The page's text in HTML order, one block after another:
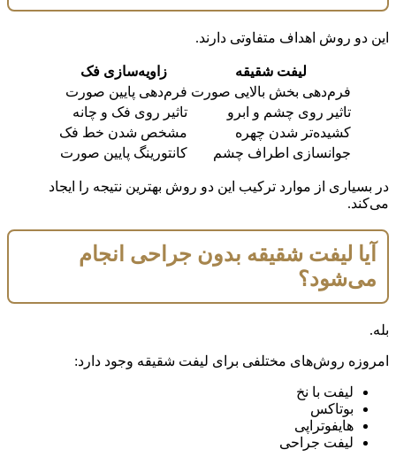
این دو روش اهداف متفاوتی دارند.
لیفت شقیقه
زاویه‌سازی فک
فرم‌دهی بخش بالایی صورت فرم‌دهی پایین صورت
تاثیر روی چشم و ابرو
تاثیر روی فک و چانه
کشیده‌تر شدن چهره
مشخص شدن خط فک
جوانسازی اطراف چشم
کانتورینگ پایین صورت
در بسیاری از موارد ترکیب این دو روش بهترین نتیجه را ایجاد
می‌کند.
آیا لیفت شقیقه بدون جراحی انجام
می‌شود؟
بله.
امروزه روش‌های مختلفی برای لیفت شقیقه وجود دارد:
لیفت با نخ
بوتاکس
هایفوتراپی
لیفت جراحی